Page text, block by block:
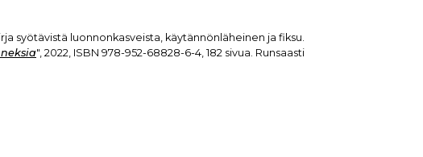
syötävistä luonnonkasveista, käytännönläheinen ja fiksu.
", 2022, ISBN 978-952-68828-6-4, 182 sivua. Runsaasti